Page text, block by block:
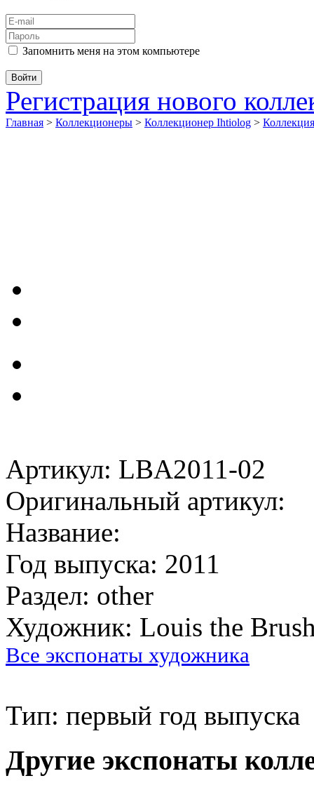
Запомнить меня на этом компьютере
Регистрация нового
Главная > Коллекционеры > Коллекционер Ihtiolog >
Артикул: LBA2011-02
Оригинальный артикул:
Название:
Год выпуска: 2011
Раздел: other
Художник: Louis the
Все экспонаты художника
Тип: первый год выпуска
Другие экспонаты